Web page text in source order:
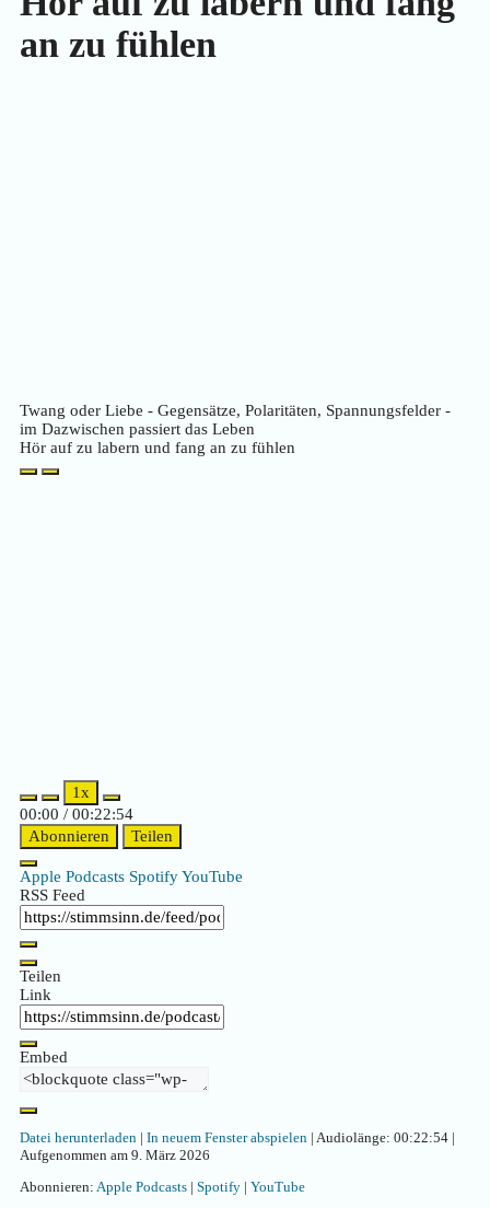
an zu fühlen
Twang oder Liebe - Gegensätze, Polaritäten, Spannungsfelder -
im Dazwischen passiert das Leben
Hör auf zu labern und fang an zu fühlen
PlayPause
1x
00:00 / 00:22:54
Abonnieren
Teilen
Apple Podcasts SpotifyYouTube
RSS Feed
Teilen
Link
Embed
Datei herunterladen | In neuem Fenster abspielen | Audiolänge: 00:22:54 |
Aufgenommen am 9. März 2026
Abonnieren: Apple Podcasts | Spotify | YouTube